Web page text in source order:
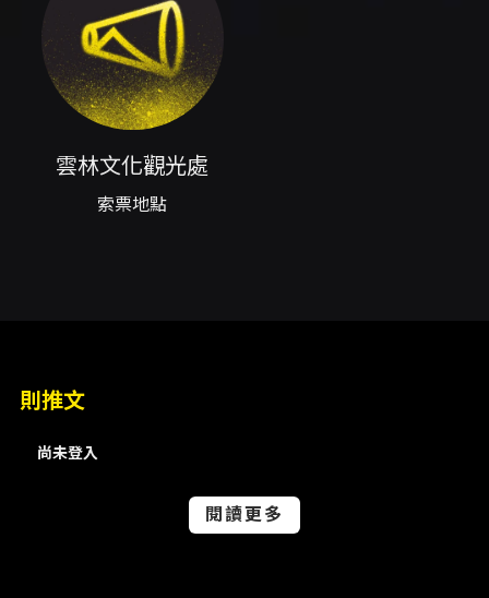
場。 - 實體票索取地點：雲林文化觀光處一樓服
務台、正心中學警衛室、斗六聖學社、聖保羅音
樂教室、虎尾50Pizza。 - 演出當天亦可於現場
掃描 QR Code 索票。 行前與路線資訊 - 場地地
址：雲林縣斗六市大學路三段310號。 - 可參考
Google 地圖路線規劃與位置檢視（來源頁面提
供連結）。 其他資訊 - 提供 iCal/Outlook 與
Google 日曆的活動匯入連結（來源頁面有對應
連結）。 - 活動頁面：KKTIX 主站活動頁面提供
上「聯絡主辦單位」的連結。 - 活動以現場公告
新。
雲林文化觀光處
索票地點
則推文
尚未登入
閱讀更多